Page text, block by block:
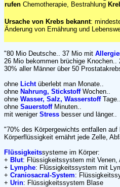
rufen Chemotherapie, Bestrahlung
Ursache von Krebs bekannt:
Änderung von Ernährung und
"80 Mio Deutsche.. 37 Mio mit
26 Mio bekommen brüchige Knochen..
30% aller Männer über 50
ohne Lichtüberlebt man Monate..
ohne Nahrung, StickstoffWochen..
ohne Wasser, Salz, WasserstoffTage..
ohne SauerstoffMinuten..
mit weniger Stress besser und länger..
"70% des Körpergewichts entfallen auf
Körperflüssigkeit ernährt jede Zelle,
Flüssigkeitssysteme im Körper:
+ Blut: Flüssigkeitssystem mit Venen,
+ Lymphe: Flüssigkeitssystem mit
+ Craniosacral-System:
+ Urin: Flüssigkeitssystem Blase